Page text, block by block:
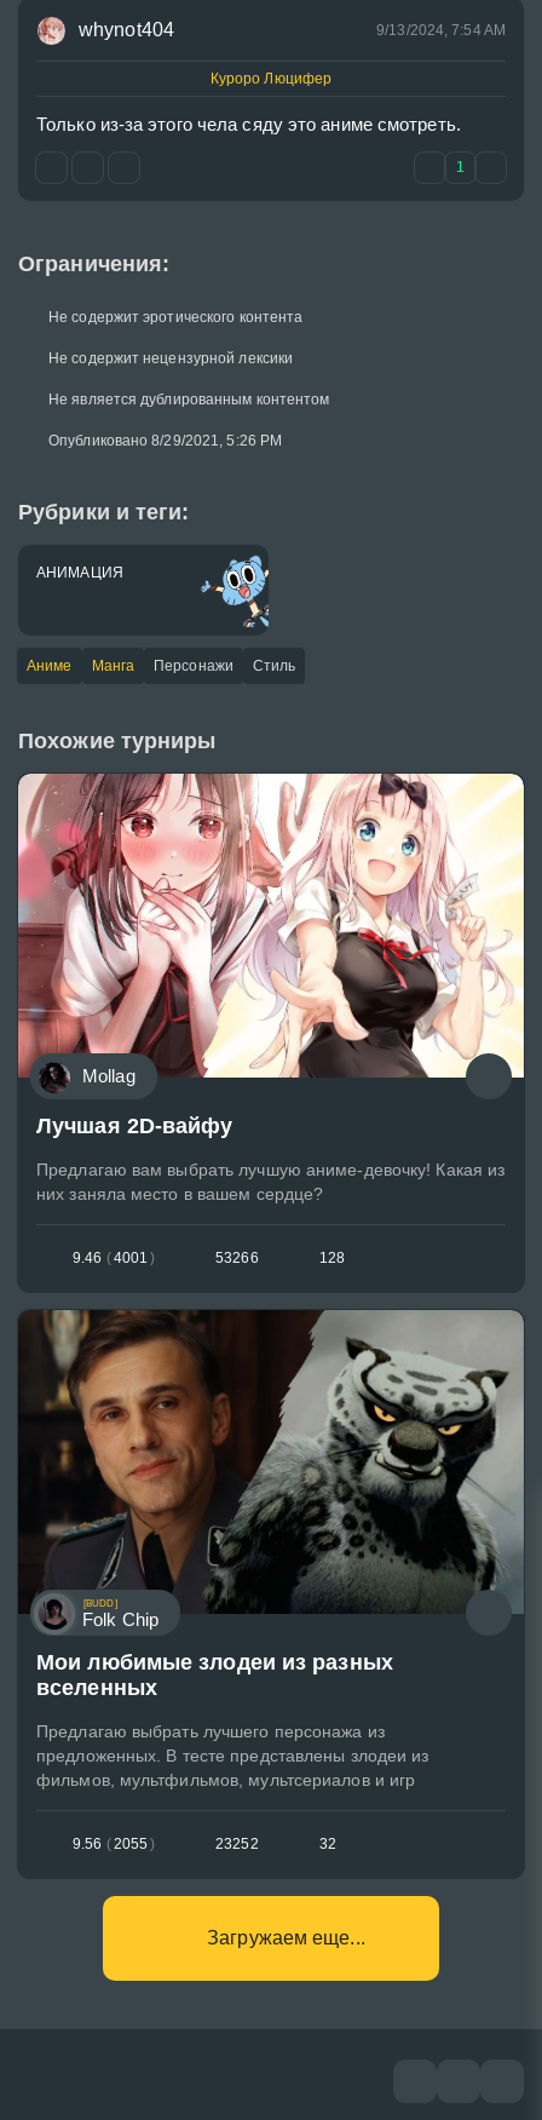
Ограничения:
Не содержит эротического контента
Не содержит нецензурной лексики
Не является дублированным контентом
Опубликовано 8/29/2021, 5:26 PM
Рубрики и теги:
АНИМАЦИЯ
Аниме Манга Персонажи Стиль
whynot404 9/13/2024, 7:54 AM
Куроро Люцифер
Только из-за этого чела сяду это аниме смотреть.
1
Похожие турниры
Mollag
Лучшая 2D-вайфу
Предлагаю вам выбрать лучшую аниме-девочку! Какая из
них заняла место в вашем сердце?
9.46 (4001 ) 53266 128
[BUDD]
Folk Chip
Мои любимые злодеи из разных
вселенных
Предлагаю выбрать лучшего персонажа из
предложенных. В тесте представлены злодеи из
фильмов, мультфильмов, мультсериалов и игр
9.56 (2055 ) 23252 32
Загружаем еще...